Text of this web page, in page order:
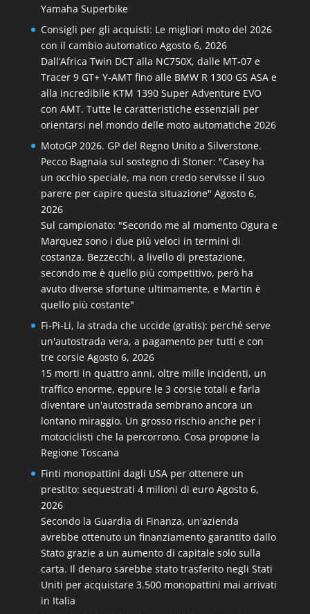
Yamaha Superbike
Consigli per gli acquisti: Le migliori moto del 2026
con il cambio automatico Agosto 6, 2026
Dall’Africa Twin DCT alla NC750X, dalle MT‑07 e
Tracer 9 GT+ Y‑AMT fino alle BMW R 1300 GS ASA e
alla incredibile KTM 1390 Super Adventure EVO
con AMT. Tutte le caratteristiche essenziali per
orientarsi nel mondo delle moto automatiche 2026
MotoGP 2026. GP del Regno Unito a Silverstone.
Pecco Bagnaia sul sostegno di Stoner: "Casey ha
un occhio speciale, ma non credo servisse il suo
parere per capire questa situazione" Agosto 6,
2026
Sul campionato: "Secondo me al momento Ogura e
Marquez sono i due più veloci in termini di
costanza. Bezzecchi, a livello di prestazione,
secondo me è quello più competitivo, però ha
avuto diverse sfortune ultimamente, e Martin è
quello più costante"
Fi-Pi-Li, la strada che uccide (gratis): perché serve
un'autostrada vera, a pagamento per tutti e con
tre corsie Agosto 6, 2026
15 morti in quattro anni, oltre mille incidenti, un
traffico enorme, eppure le 3 corsie totali e farla
diventare un'autostrada sembrano ancora un
lontano miraggio. Un grosso rischio anche per i
motociclisti che la percorrono. Cosa propone la
Regione Toscana
Finti monopattini dagli USA per ottenere un
prestito: sequestrati 4 milioni di euro Agosto 6,
2026
Secondo la Guardia di Finanza, un'azienda
avrebbe ottenuto un finanziamento garantito dallo
Stato grazie a un aumento di capitale solo sulla
carta. Il denaro sarebbe stato trasferito negli Stati
Uniti per acquistare 3.500 monopattini mai arrivati
in Italia